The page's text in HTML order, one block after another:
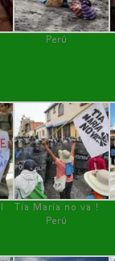
Perú
Tía María no va !
Perú